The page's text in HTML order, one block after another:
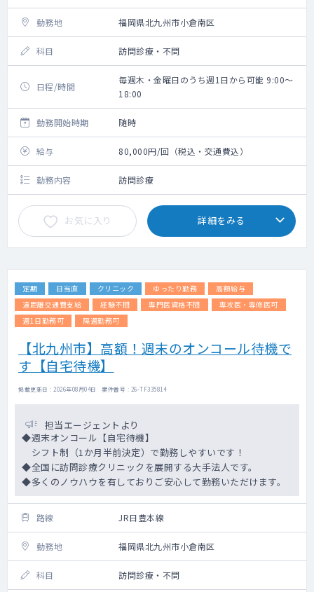
勤務地 福岡県北九州市小倉南区
科目 訪問診療・不問
日程/時間
毎週木・金曜日のうち週1日から可能 9:00～
18:00
勤務開始時期 随時
給与 80,000円/回（税込・交通費込）
勤務内容 訪問診療
お気に入り 詳細をみる
定期 日当直 クリニック ゆったり勤務
高額給与
遠距離交通費支給
経験不問 専門医資格不問
専攻医・専修医可
週1日勤務可
隔週勤務可
【北九州市】高額！週末のオンコール待機で
す【自宅待機】
掲載更新日 : 2026年08月04日 案件番号 : 26-TF335814
担当エージェントより
◆週末オンコール【自宅待機】
シフト制（1か月半前決定）で勤務しやすいです！
◆全国に訪問診療クリニックを展開する大手法人です。
◆多くのノウハウを有しておりご安心して勤務いただけます。
路線 JR日豊本線
勤務地 福岡県北九州市小倉南区
科目 訪問診療・不問